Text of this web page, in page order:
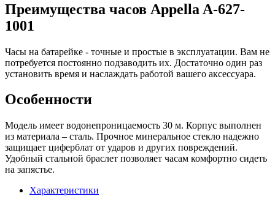
Преимущества часов Appella A-627-
1001
Часы на батарейке - точные и простые в эксплуатации. Вам не
потребуется постоянно подзаводить их. Достаточно один раз
установить время и наслаждать работой вашего аксессуара.
Особенности
Модель имеет водонепроницаемость 30 м. Корпус выполнен
из материала – сталь. Прочное минеральное стекло надежно
защищает циферблат от ударов и других повреждений.
Удобный стальной браслет позволяет часам комфортно сидеть
на запястье.
Характеристики